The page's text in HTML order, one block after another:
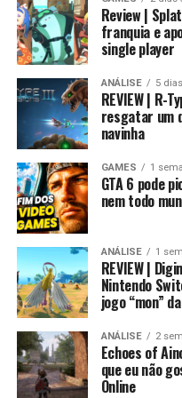
Essa mudança também
importante para o futuro
anos, Splatoon foi visto
competitivo, mas
espaço para expandir
mais ambiciosa e cheia de
jogadores seja positiva,
continue investindo
história em um dos
No fim das contas, fica a
Raiders funciona como
futuro da franquia. A
novas mecânicas, um
progressão e uma
entender como os
Review |
franquia e
single player
ANÁLISE 5
REVIEW | R-
resgatar um
navinha
GAMES 1
GTA 6 pode
nem todo
ANÁLISE 1
REVIEW |
Nintendo
jogo “mon”
ANÁLISE 2
Echoes of
que eu não
Online